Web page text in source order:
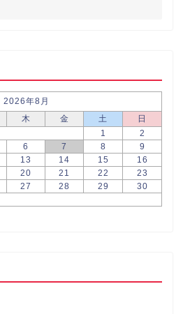
2026年8月
木 金 土
日
1
2
6 7 8
9
13 14 15
16
20 21 22
23
27 28 29
30